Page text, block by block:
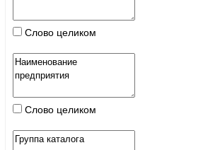
Слово целиком
Слово целиком